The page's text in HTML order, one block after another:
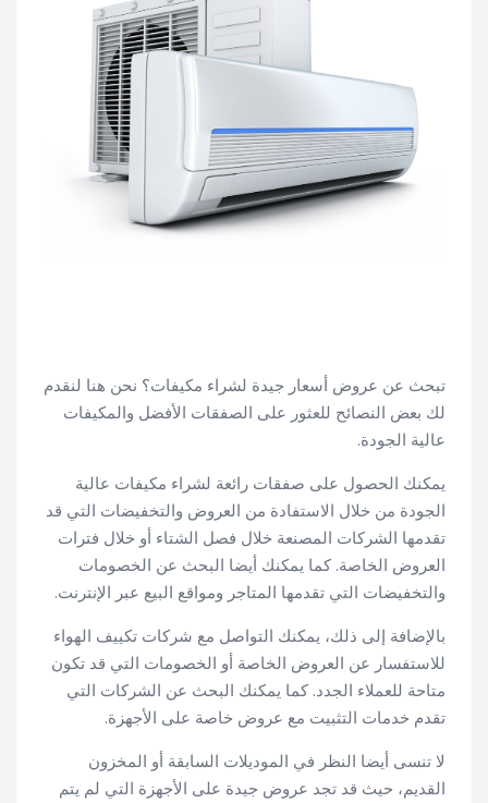
تبحث عن عروض أسعار جيدة لشراء مكيفات؟ نحن هنا لنقدم
لك بعض النصائح للعثور على الصفقات الأفضل والمكيفات
عالية الجودة.
يمكنك الحصول على صفقات رائعة لشراء مكيفات عالية
الجودة من خلال الاستفادة من العروض والتخفيضات التي قد
تقدمها الشركات المصنعة خلال فصل الشتاء أو خلال فترات
العروض الخاصة. كما يمكنك أيضا البحث عن الخصومات
والتخفيضات التي تقدمها المتاجر ومواقع البيع عبر الإنترنت.
بالإضافة إلى ذلك، يمكنك التواصل مع شركات تكييف الهواء
للاستفسار عن العروض الخاصة أو الخصومات التي قد تكون
متاحة للعملاء الجدد. كما يمكنك البحث عن الشركات التي
تقدم خدمات التثبيت مع عروض خاصة على الأجهزة.
لا تنسى أيضا النظر في الموديلات السابقة أو المخزون
القديم، حيث قد تجد عروض جيدة على الأجهزة التي لم يتم